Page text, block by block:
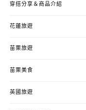
穿搭分享＆商品介紹
花蓮旅遊
苗栗旅遊
苗栗美食
英國旅遊